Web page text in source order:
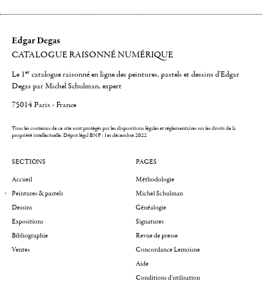
Edgar Degas
CATALOGUE RAISONNÉ NUMÉRIQUE
Le 1er catalogue raisonné en ligne des peintures, pastels et dessins d'Edgar
Degas par Michel Schulman, expert
75014 Paris - France
Tous les contenus de ce site sont protégés par les dispositions légales et réglementaires sur les droits de la
propriété intellectuelle.Dépot légal BNF : 1er décembre 2022
SECTIONS
Accueil
Peintures & pastels
Dessins
Expositions
Bibliographie
Ventes
PAGES
Méthodologie
Michel Schulman
Généalogie
Signatures
Revue de presse
Concordance Lemoisne
Aide
Conditions d'utilisation